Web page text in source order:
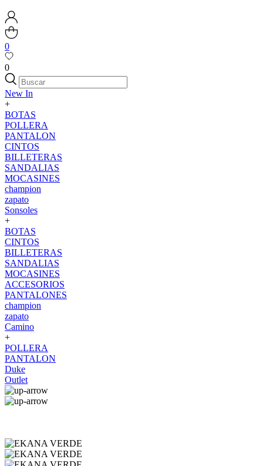
0
0
New In
+
BOTAS
POLLERA
PANTALON
CINTOS
BILLETERAS
SANDALIAS
MOCASINES
champion
zapato
Sonsoles
+
BOTAS
CINTOS
BILLETERAS
SANDALIAS
MOCASINES
ACCESORIOS
PANTALONES
champion
zapato
Camino
+
POLLERA
PANTALON
Duke
Outlet